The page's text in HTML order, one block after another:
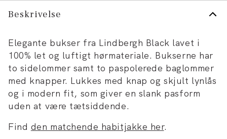
Beskrivelse
Elegante bukser fra Lindbergh Black lavet i
100% let og luftigt hørmateriale. Bukserne har
to sidelommer samt to paspolerede baglommer
med knapper. Lukkes med knap og skjult lynlås
og i modern fit, som giver en slank pasform
uden at være tætsiddende.
Find den matchende habitjakke her.